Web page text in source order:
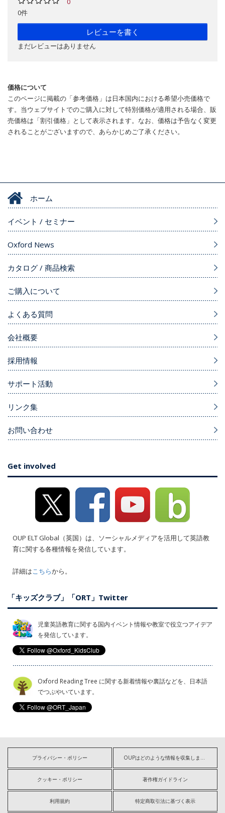
0件
レビューを書く
まだレビューはありません
価格について
このページに掲載の「参考価格」は日本国内における希望小売価格で
す。当ウェブサイトでのご購入に対して特別価格が適用される場合、販
売価格は「割引価格」として表示されます。なお、価格は予告なく変更
されることがございますので、あらかじめご了承ください。
ホーム
イベント / セミナー
Oxford News
カタログ / 商品検索
ご購入について
よくある質問
会社概要
採用情報
サポート活動
リンク集
お問い合わせ
Get involved
OUP ELT Global（英国）は、ソーシャルメディアを活用して英語教
育に関する各種情報を発信しています。
詳細はこちらから。
「キッズクラブ」「ORT」Twitter
児童英語教育に関する国内イベント情報や教室で役立つアイデア
を発信しています。
Oxford Reading Tree に関する新着情報や裏話などを、日本語
でつぶやいています。
プライバシー・ポリシー OUPはどのような情報を収集しますか?
クッキー・ポリシー 著作権ガイドライン
利用規約 特定商取引法に基づく表示